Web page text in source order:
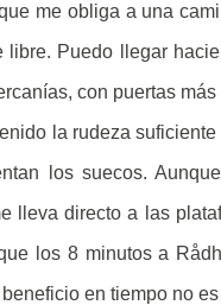
me obliga a una
libre. Puedo llegar
con puertas
la rudeza
los suecos.
lleva directo a las
los 8 minutos a
en tiempo no es